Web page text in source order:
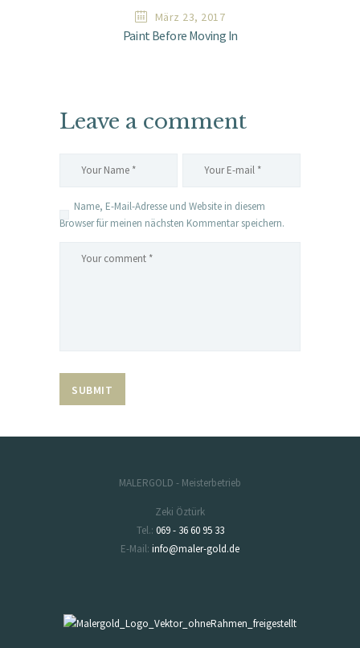
März 23, 2017
Paint Before Moving In
Leave a comment
Name, E-Mail-Adresse und Website in diesem
Browser für meinen nächsten Kommentar speichern.
MALERGOLD - Meisterbetrieb
Zeki Öztürk
Tel.: 069 - 36 60 95 33
E-Mail: info@maler-gold.de